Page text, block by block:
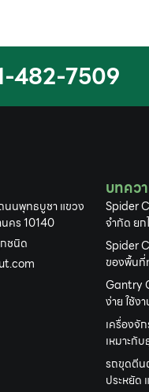
482-7509
นนพุทธบูชา แขวง
คร 10140
ชนิด
บทคว
Spider
จำกัด ยก
Spider
ของพื้นที่
Gantry
ง่าย ใช้ง
เครื่องจั
เหมาะกั
รถขุดตีน
ประหยัด